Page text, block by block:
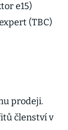
e15)
(TBC)
prodeji.
členství v